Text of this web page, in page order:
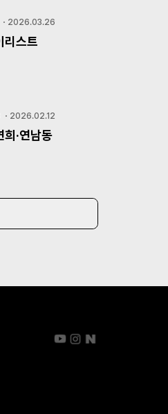
・ 2026.03.26
리스트
・ 2026.02.12
·연남동